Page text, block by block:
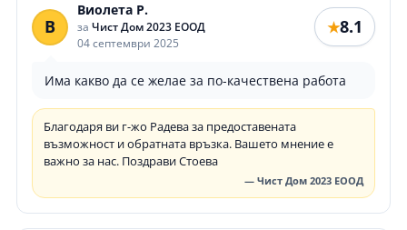
В
Виолета Р.
за Чист Дом 2023 ЕООД
04 септември 2025
★8.1
Има какво да се желае за по-качествена работа
Благодаря ви г-жо Радева за предоставената
възможност и обратната връзка. Вашето мнение е
важно за нас. Поздрави Стоева
— Чист Дом 2023 ЕООД